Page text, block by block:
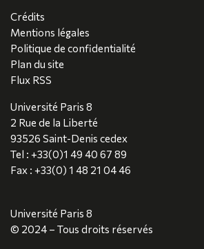
Crédits
Mentions légales
Politique de confidentialité
Plan du site
Flux RSS
Université Paris 8
2 Rue de la Liberté
93526 Saint-Denis cedex
Tel : +33(0)1 49 40 67 89
Fax : +33(0) 1 48 21 04 46
Université Paris 8
© 2024 – Tous droits réservés